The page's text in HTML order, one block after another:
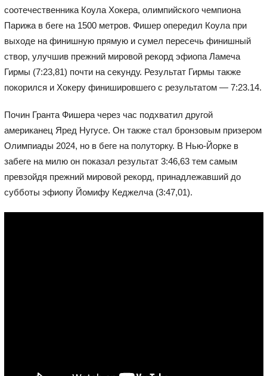
соотечественника Коула Хокера, олимпийского чемпиона
Парижа в беге на 1500 метров. Фишер опередил Коула при
выходе на финишную прямую и сумел пересечь финишный
створ, улучшив прежний мировой рекорд эфиопа Ламеча
Гирмы (7:23,81) почти на секунду. Результат Гирмы также
покорился и Хокеру финишировшего с результатом — 7:23.14.
Почин Гранта Фишера через час подхватил другой
американец Яред Нугусе. Он также стал бронзовым призером
Олимпиады 2024, но в беге на полуторку. В Нью-Йорке в
забеге на милю он показал результат 3:46,63 тем самым
превзойдя прежний мировой рекорд, принадлежавший до
субботы эфиопу Йомифу Кеджелча (3:47,01).